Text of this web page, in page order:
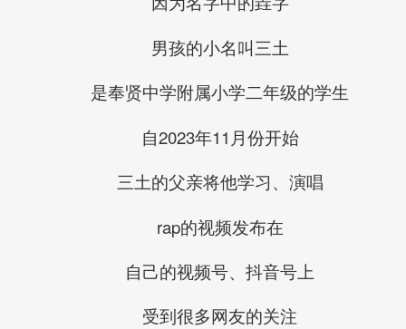
男孩的小名叫三土
是奉贤中学附属小学二年级的学生
自2023年11月份开始
三土的父亲将他学习、演唱
rap的视频发布在
自己的视频号、抖音号上
受到很多网友的关注